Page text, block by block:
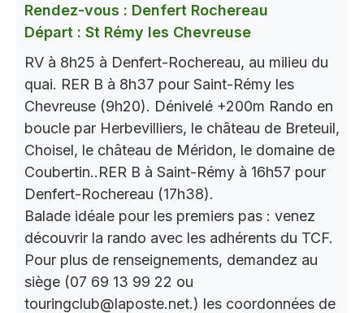
Rendez-vous : Denfert Rochereau
Départ : St Rémy les Chevreuse
RV à 8h25 à Denfert-Rochereau, au milieu du
quai. RER B à 8h37 pour Saint-Rémy les
Chevreuse (9h20). Dénivelé +200m Rando en
boucle par Herbevilliers, le château de Breteuil,
Choisel, le château de Méridon, le domaine de
Coubertin..RER B à Saint-Rémy à 16h57 pour
Denfert-Rochereau (17h38).
Balade idéale pour les premiers pas : venez
découvrir la rando avec les adhérents du TCF.
Pour plus de renseignements, demandez au
siège (07 69 13 99 22 ou
touringclub@laposte.net.) les coordonnées de